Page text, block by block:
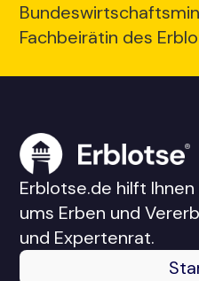
Fachbeirätin des
Erblotse.de hilft
ums Erben und
und Expertenrat.